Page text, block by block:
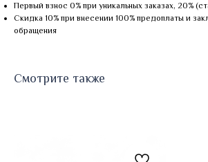
Первый взнос 0% при уникальных заказах, 20%
Скидка 10% при внесении 100% предоплаты и
обращения
Смотрите также